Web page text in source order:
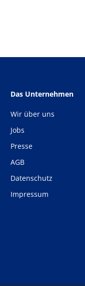
Das Unternehmen
Wir über uns
Jobs
Presse
AGB
Datenschutz
Impressum